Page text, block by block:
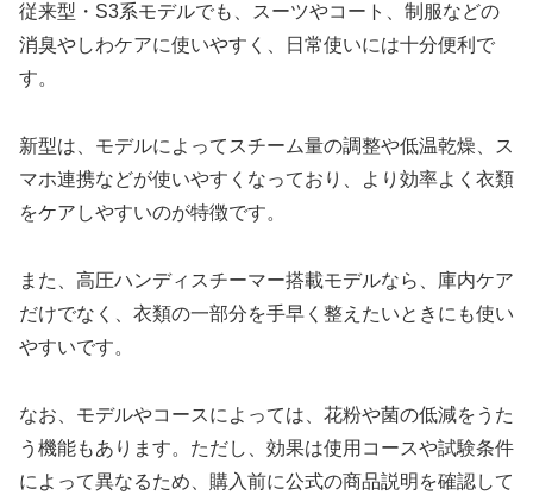
従来型・S3系モデルでも、スーツやコート、制服などの
消臭やしわケアに使いやすく、日常使いには十分便利で
す。
新型は、モデルによってスチーム量の調整や低温乾燥、ス
マホ連携などが使いやすくなっており、より効率よく衣類
をケアしやすいのが特徴です。
また、高圧ハンディスチーマー搭載モデルなら、庫内ケア
だけでなく、衣類の一部分を手早く整えたいときにも使い
やすいです。
なお、モデルやコースによっては、花粉や菌の低減をうた
う機能もあります。ただし、効果は使用コースや試験条件
によって異なるため、購入前に公式の商品説明を確認して